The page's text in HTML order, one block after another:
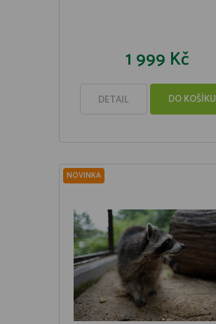
1 999 Kč
DETAIL DO KOŠÍKU
NOVINKA